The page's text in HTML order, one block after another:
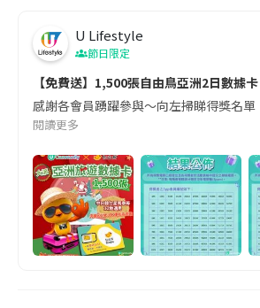
U Lifestyle
節日限定
【免費送】1,500張自由鳥亞洲2日數據卡
感謝各會員踴躍參與～向左掃睇得獎名
閱讀更多